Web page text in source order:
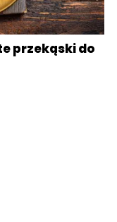
przekąski do